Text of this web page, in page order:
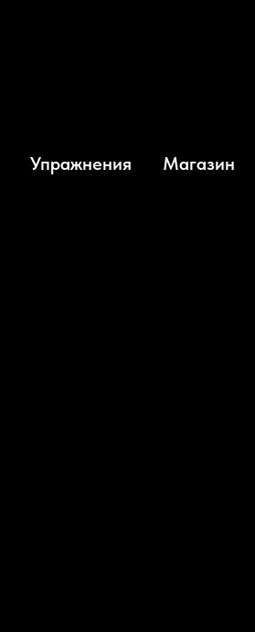
Упражнения Магазин